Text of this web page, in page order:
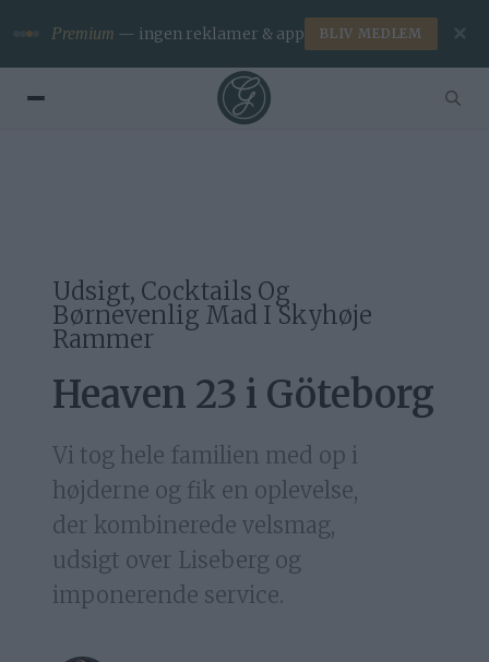
Premium — ingen reklamer & app BLIV MEDLEM ✕
Udsigt, Cocktails Og
Børnevenlig Mad I Skyhøje
Rammer
Heaven 23 i Göteborg
Vi tog hele familien med op i
højderne og fik en oplevelse,
der kombinerede velsmag,
udsigt over Liseberg og
imponerende service.